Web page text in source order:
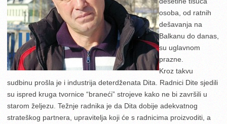
osoba, od ratnih
dešavanja na
Balkanu do danas,
su uglavnom
prazne.
Kroz takvu
sudbinu prošla je i industrija deterdženata Dita. Radnici Dite sjedili
su ispred kruga tvornice “braneći” strojeve kako ne bi završili u
starom željezu. Težnje radnika je da Dita dobije adekvatnog
strateškog partnera, upravitelja koji će s radnicima proizvoditi, a